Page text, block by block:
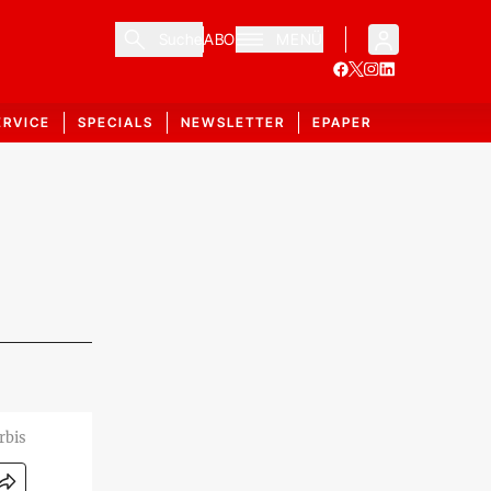
ABO
SPECIALS NEWSLETTER EPAPER